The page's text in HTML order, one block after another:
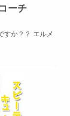
ーチ
すか？？ エルメ